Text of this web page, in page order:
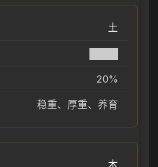
土
20%
稳重、厚重、养育
木